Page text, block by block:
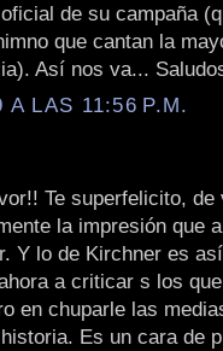
de su campaña
que cantan la
Así nos va...
LAS 11:56 P.M.
Te superfelicito, de
la impresión que
Y lo de Kirchner es
a criticar s los
en chuparle las
Es un cara de